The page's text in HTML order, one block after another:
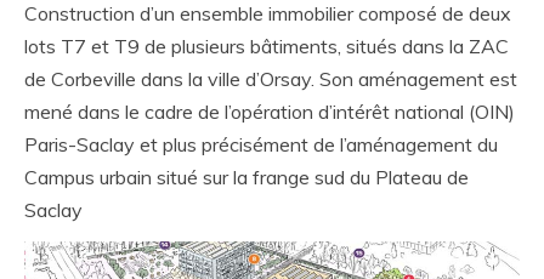
Construction d’un ensemble immobilier composé de deux
lots T7 et T9 de plusieurs bâtiments, situés dans la ZAC
de Corbeville dans la ville d’Orsay. Son aménagement est
mené dans le cadre de l’opération d’intérêt national (OIN)
Paris-Saclay et plus précisément de l’aménagement du
Campus urbain situé sur la frange sud du Plateau de
Saclay